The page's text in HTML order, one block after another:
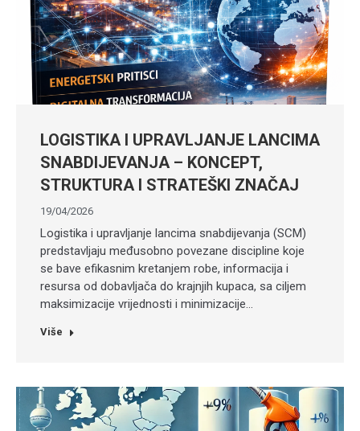
LOGISTIKA I UPRAVLJANJE LANCIMA
SNABDIJEVANJA – KONCEPT,
STRUKTURA I STRATEŠKI ZNAČAJ
19/04/2026
Logistika i upravljanje lancima snabdijevanja (SCM)
predstavljaju međusobno povezane discipline koje
se bave efikasnim kretanjem robe, informacija i
resursa od dobavljača do krajnjih kupaca, sa ciljem
maksimizacije vrijednosti i minimizacije…
Više